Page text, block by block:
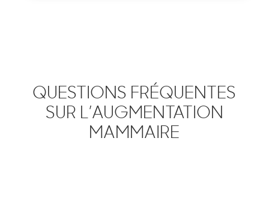
QUESTIONS FRÉQUENTES
SUR L’AUGMENTATION
MAMMAIRE